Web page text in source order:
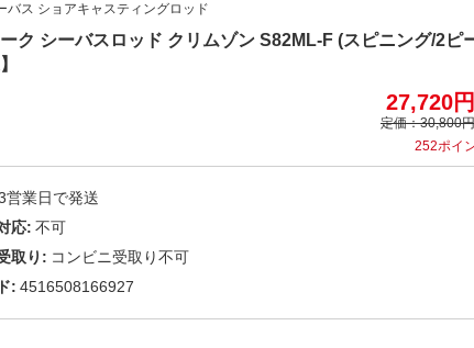
バス ショアキャスティングロッド
ク シーバスロッド クリムゾン S82ML-F (スピニング/2ピ
27,720円
定価：30,800円
252ポイ
営業日で発送
応: 不可
取り: コンビニ受取り不可
: 4516508166927